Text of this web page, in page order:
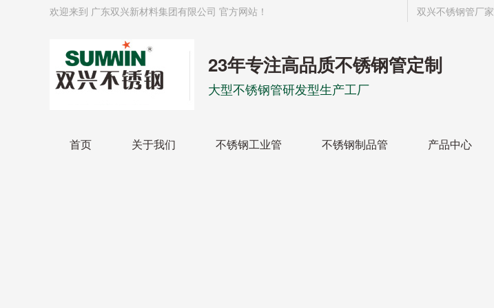
双兴不锈钢管厂家
欢迎来到 广东双兴新材料集团有限公司 官方网站！
23年专注高品质不锈钢管定制
大型不锈钢管研发型生产工厂
首页 关于我们 不锈钢工业管 不锈钢制品管 产品中心